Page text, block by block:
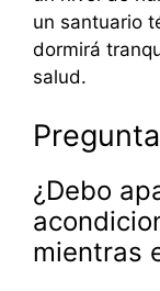
un santuario
dormirá
salud.
¿Debo
mientras